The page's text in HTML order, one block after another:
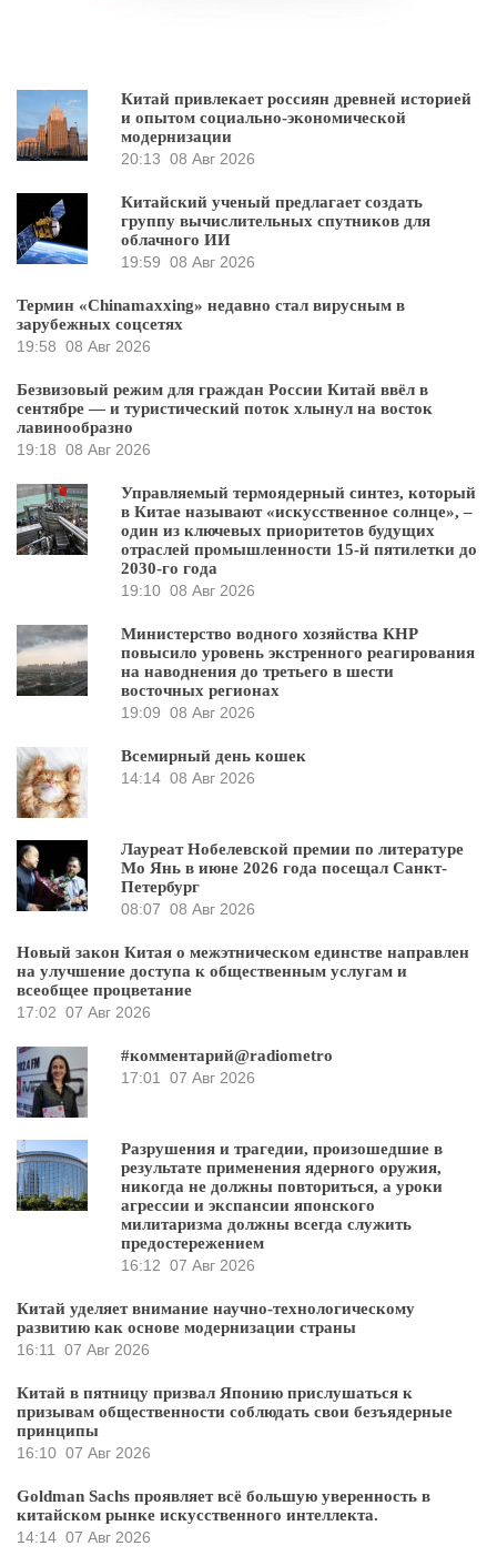
Китай привлекает россиян древней историей
и опытом социально-экономической
модернизации
20:13 08 Авг 2026
Китайский ученый предлагает создать
группу вычислительных спутников для
облачного ИИ
19:59 08 Авг 2026
Термин «Chinamaxxing» недавно стал вирусным в
зарубежных соцсетях
19:58 08 Авг 2026
Безвизовый режим для граждан России Китай ввёл в
сентябре — и туристический поток хлынул на восток
лавинообразно
19:18 08 Авг 2026
Управляемый термоядерный синтез, который
в Китае называют «искусственное солнце», –
один из ключевых приоритетов будущих
отраслей промышленности 15-й пятилетки до
2030-го года
19:10 08 Авг 2026
Министерство водного хозяйства КНР
повысило уровень экстренного реагирования
на наводнения до третьего в шести
восточных регионах
19:09 08 Авг 2026
Всемирный день кошек
14:14 08 Авг 2026
Лауреат Нобелевской премии по литературе
Мо Янь в июне 2026 года посещал Санкт-
Петербург
08:07 08 Авг 2026
Новый закон Китая о межэтническом единстве направлен
на улучшение доступа к общественным услугам и
всеобщее процветание
17:02 07 Авг 2026
#комментарий@radiometro
17:01
07 Авг 2026
Разрушения и трагедии, произошедшие в
результате применения ядерного оружия,
никогда не должны повториться, а уроки
агрессии и экспансии японского
милитаризма должны всегда служить
предостережением
16:12 07 Авг 2026
Китай уделяет внимание научно-технологическому
развитию как основе модернизации страны
16:11
07 Авг 2026
Китай в пятницу призвал Японию прислушаться к
призывам общественности соблюдать свои безъядерные
принципы
16:10 07 Авг 2026
Goldman Sachs проявляет всё большую уверенность в
китайском рынке искусственного интеллекта.
14:14 07 Авг 2026